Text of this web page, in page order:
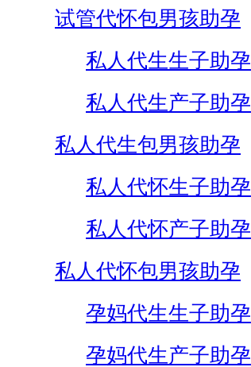
试管代怀包男孩助孕
私人代生生子助孕
私人代生产子助孕
私人代生包男孩助孕
私人代怀生子助孕
私人代怀产子助孕
私人代怀包男孩助孕
孕妈代生生子助孕
孕妈代生产子助孕